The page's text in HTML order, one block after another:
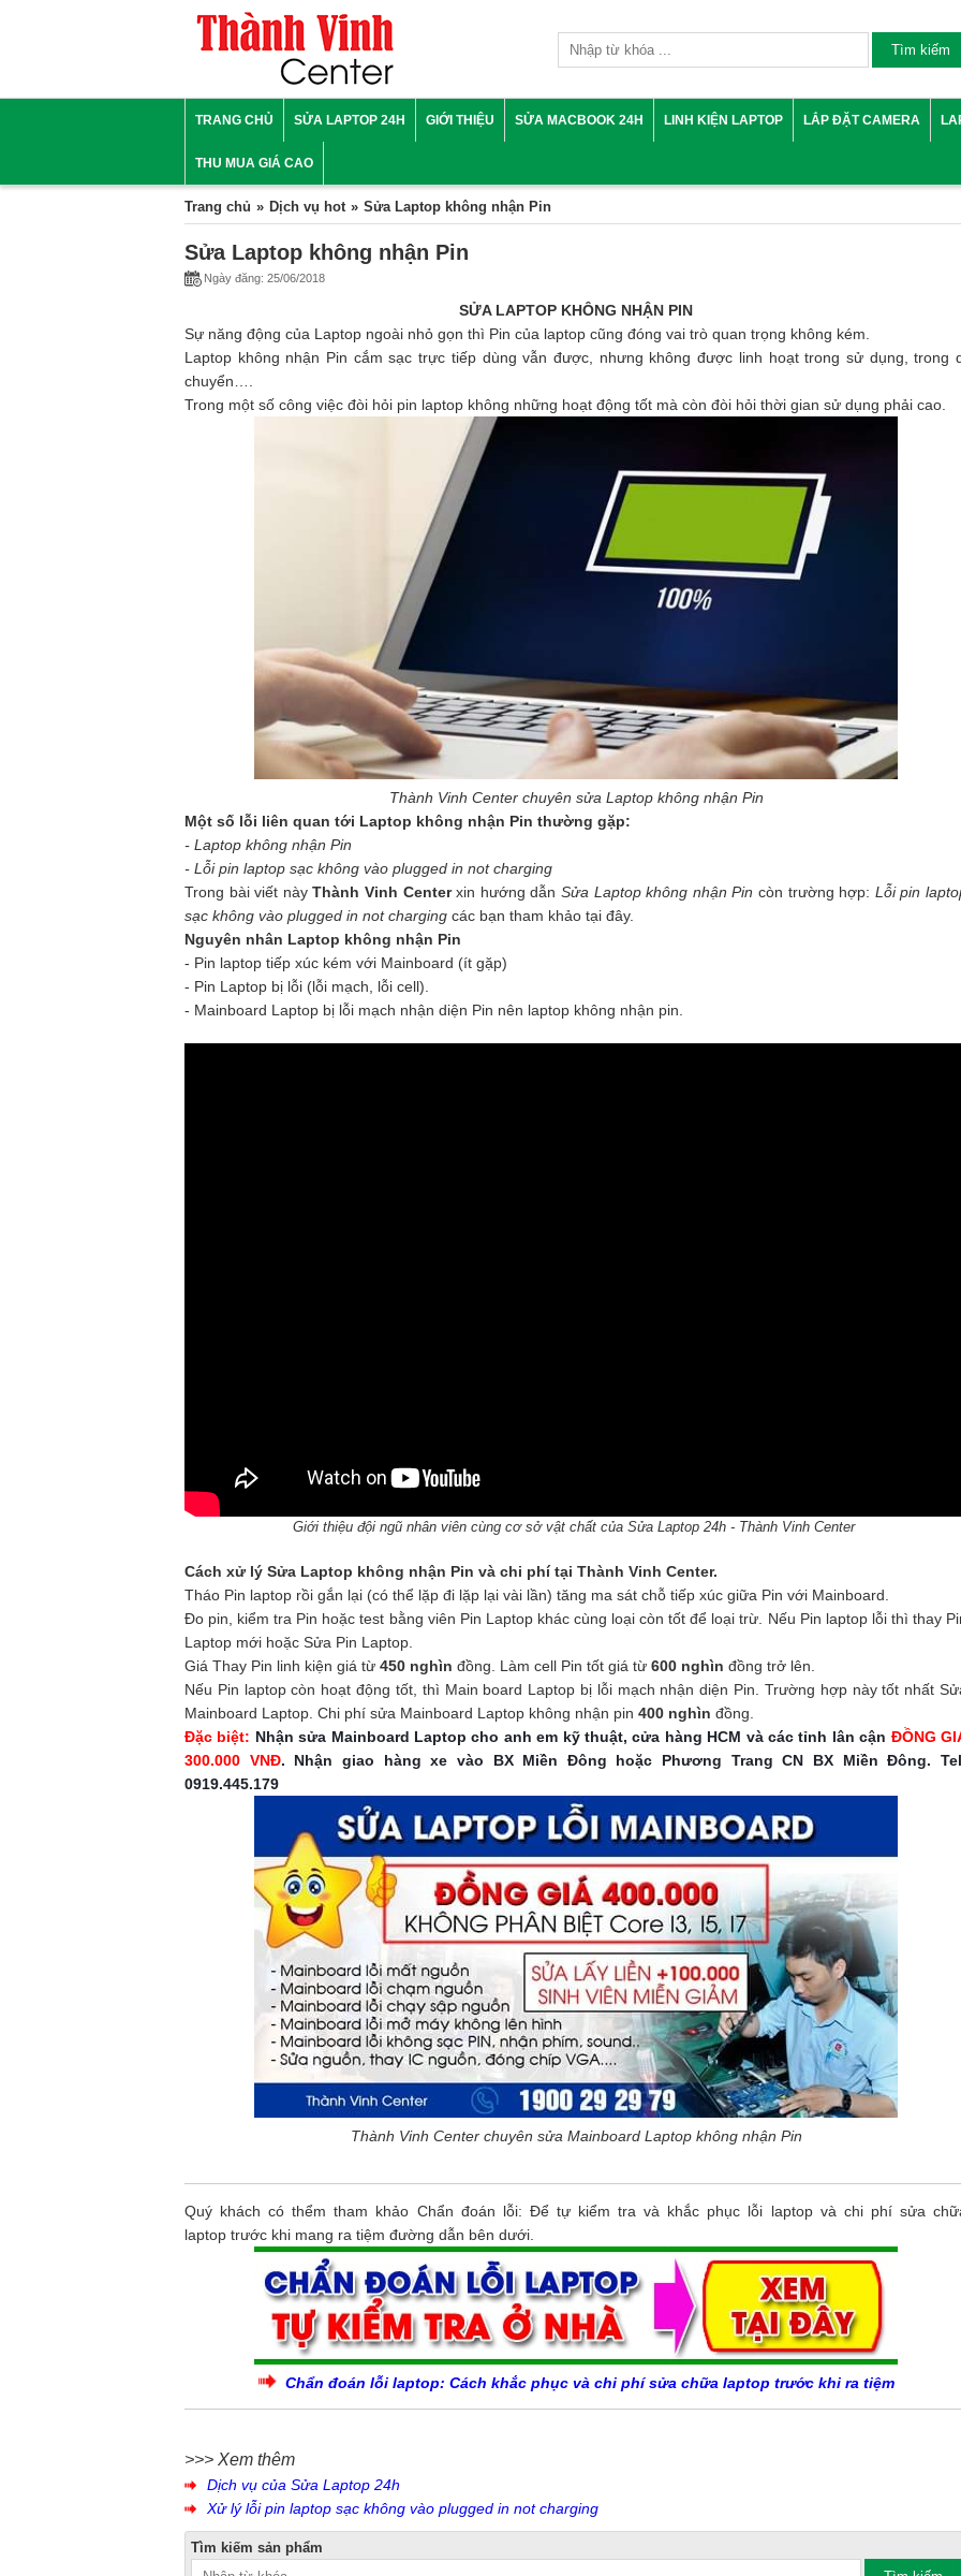
TRANG CHỦ SỬA LAPTOP 24H GIỚI THIỆU SỬA MACBOOK 24H LINH KIỆN LAPTOP LẮP ĐẶT CAMERA
THU MUA GIÁ CAO
Trang chủ Dịch vụ hot Sửa Laptop không nhận Pin
Sửa Laptop không nhận Pin
Ngày đăng: 25/06/2018
SỬA LAPTOP KHÔNG NHẬN PIN
Sự năng động của Laptop ngoài nhỏ gọn thì Pin của laptop cũng đóng vai trò quan trọng không kém.
Laptop không nhận Pin cắm sạc trực tiếp dùng vẫn được, nhưng không được linh hoạt trong sử dụng, trong
chuyển….
Trong một số công việc đòi hỏi pin laptop không những hoạt động tốt mà còn đòi hỏi thời gian sử dụng phải cao.
Thành Vinh Center chuyên sửa Laptop không nhận Pin
Một số lỗi liên quan tới Laptop không nhận Pin thường gặp:
- Laptop không nhận Pin
- Lỗi pin laptop sạc không vào plugged in not charging
Trong bài viết nàyThành Vinh Centerxin hướng dẫnSửa Laptop không nhận Pin còn trường hợp: Lỗi pin
sạc không vào plugged in not charging các bạn tham khảo tại đây.
Nguyên nhân Laptop không nhận Pin
- Pin laptop tiếp xúc kém với Mainboard (ít gặp)
- Pin Laptop bị lỗi (lỗi mạch, lỗi cell).
- Mainboard Laptop bị lỗi mạch nhận diện Pin nên laptop không nhận pin.
Giới thiệu đội ngũ nhân viên cùng cơ sở vật chất của Sửa Laptop 24h - Thành Vinh Center
Cách xử lý Sửa Laptop không nhận Pin và chi phí tại Thành Vinh Center.
Tháo Pin laptop rồi gắn lại (có thể lặp đi lặp lại vài lần) tăng ma sát chỗ tiếp xúc giữa Pin với Mainboard.
Đo pin, kiểm tra Pin hoặc test bằng viên Pin Laptop khác cùng loại còn tốt để loại trừ. Nếu Pin laptop lỗi thì thay
Laptop mới hoặc Sửa Pin Laptop.
Giá Thay Pin linh kiện giá từ 450 nghìn đồng. Làm cell Pin tốt giá từ 600 nghìn đồng trở lên.
Nếu Pin laptop còn hoạt động tốt, thì Main board Laptop bị lỗi mạch nhận diện Pin. Trường hợp này tốt nhất
Mainboard Laptop. Chi phí sửa Mainboard Laptop không nhận pin 400 nghìn đồng.
Đặc biệt: Nhận sửa Mainboard Laptop cho anh em kỹ thuật, cửa hàng HCM và các tỉnh lân cận ĐỒNG
300.000 VNĐ. Nhận giao hàng xe vào BX Miền Đông hoặc Phương Trang CN BX Miền Đông.
0919.445.179
Thành Vinh Center chuyên sửa Mainboard Laptop không nhận Pin
Quý khách có thểm tham khảo Chẩn đoán lỗi: Để tự kiểm tra và khắc phục lỗi laptop và chi phí sửa
laptop trước khi mang ra tiệm đường dẫn bên dưới.
Chẩn đoán lỗi laptop: Cách khắc phục và chi phí sửa chữa laptop trước khi ra tiệm
>>> Xem thêm
Dịch vụ của Sửa Laptop 24h
Xử lý lỗi pin laptop sạc không vào plugged in not charging
Tìm kiếm sản phẩm